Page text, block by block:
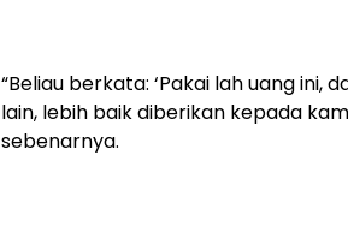
“Beliau berkata: ‘Pakai lah uang
lain, lebih baik diberikan kepada
sebenarnya.